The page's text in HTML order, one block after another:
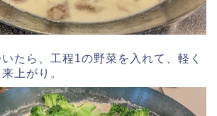
たら、工程1の野菜を入れて、軽く
上がり。